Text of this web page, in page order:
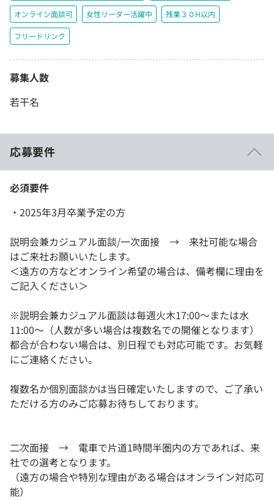
オンライン面談可 女性リーダー活躍中 残業３０H以内
フリードリンク
募集人数
若干名
応募要件
必須要件
・2025年3月卒業予定の方
説明会兼カジュアル面談/一次面接 → 来社可能な場合
はご来社お願いいたします。
＜遠方の方などオンライン希望の場合は、備考欄に理由を
ご記入ください＞
※説明会兼カジュアル面談は毎週火木17:00～または水
11:00～（人数が多い場合は複数名での開催となります）
都合が合わない場合は、別日程でも対応可能です。お気軽
にご連絡ください。
複数名か個別面談かは当日確定いたしますので、ご了承い
ただける方のみご応募お待ちしております。
二次面接 → 電車で片道1時間半圏内の方であれば、来
社での選考となります。
（遠方の場合や特別な理由がある場合はオンライン対応可
能）